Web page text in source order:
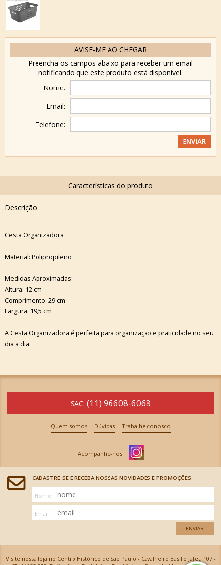
AVISE-ME AO CHEGAR
Preencha os campos abaixo para receber um email
notificando que este produto está disponível.
Nome:
Email:
Telefone:
Descrição
Cesta Organizadora
Material: Polipropileno
Medidas Aproximadas:
Altura: 12 cm
Comprimento: 29 cm
Largura: 19,5 cm
A Cesta Organizadora é perfeita para organização e praticidade no seu
dia a dia.
SAC: (11) 96608-6068
Quem somos Dúvidas Trabalhe conosco
CADASTRE-SE E RECEBA NOSSAS NOVIDADES E PROMOÇÕES.
Nome
Email
ENVIAR
Visite nossa loja no Centro Histórico de São Paulo - Cavalheiro Basílio Jafet, 107 -